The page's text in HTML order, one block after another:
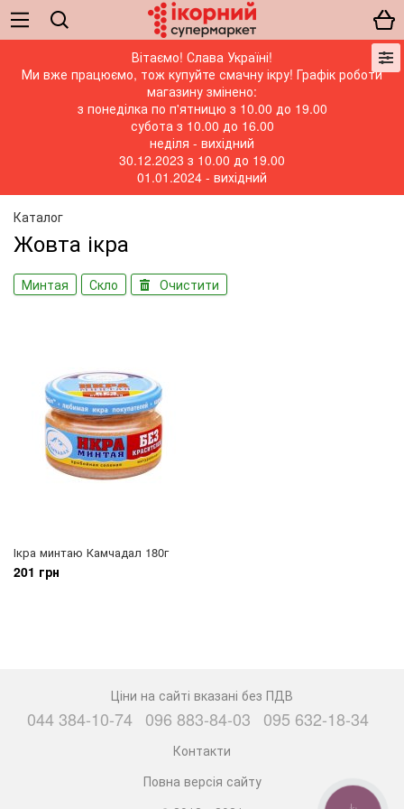
Вітаємо! Слава Україні!
Ми вже працюємо, тож купуйте смачну ікру! Графік роботи
магазину змінено:
з понеділка по п'ятницю з 10.00 до 19.00
субота з 10.00 до 16.00
неділя - вихідний
30.12.2023 з 10.00 до 19.00
01.01.2024 - вихідний
Каталог
Жовта ікра
Минтая Скло Очистити
Ікра минтаю Камчадал 180г
201 грн
Ціни на сайті вказані без ПДВ
044 384-10-74 096 883-84-03 095 632-18-34
Контакти
Повна версія сайту